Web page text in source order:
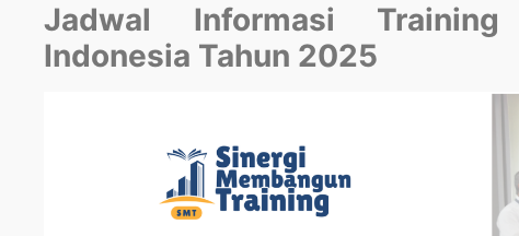
Jadwal Informasi Training
Indonesia Tahun 2025